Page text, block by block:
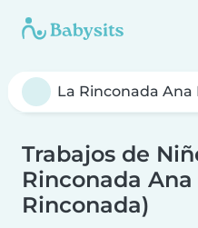
Trabajos de
Rinconada Ana
Rinconada)